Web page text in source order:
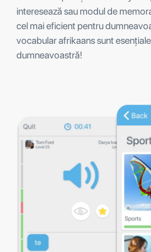
interesează sau modul de
cel mai eficient pentru
vocabular afrikaans sunt
dumneavoastră!